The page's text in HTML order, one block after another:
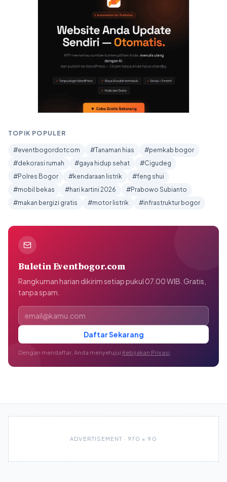
TOPIK POPULER
#eventbogordotcom #Tanaman hias
#pemkab bogor
#dekorasi rumah
#gaya hidup sehat
#Cigudeg
#Polres Bogor
#kendaraan listrik
#feng shui
#mobil bekas
#hari kartini 2026
#Prabowo Subianto
#makan bergizi gratis
#motor listrik #infrastruktur bogor
Buletin Eventbogor.com
Rangkuman harian dikirim setiap pukul 07.00 WIB. Gratis,
tanpa spam.
Alamat email
Daftar Sekarang
Dengan mendaftar, Anda menyetujui Kebijakan Privasi
ADVERTISEMENT · 970 × 90